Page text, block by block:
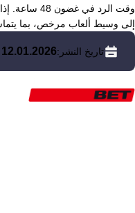
وقت الرد في
إلى وسيط ألعاب مرخص، بما
تاريخ النشر:12.01.2026